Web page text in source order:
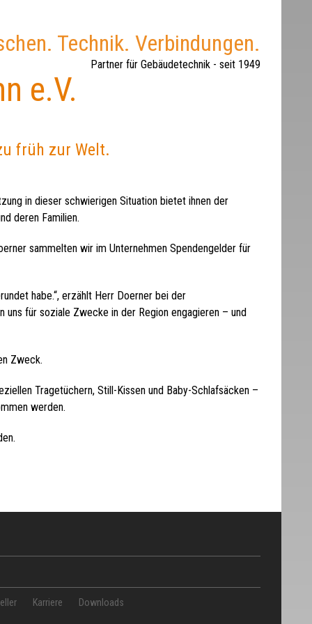
Technik. Verbindungen.
Partner für Gebäudetechnik - seit 1949
e.V.
früh zur Welt.
in dieser schwierigen Situation bietet ihnen der
deren Familien.
sammelten wir im Unternehmen Spendengelder für
habe.“, erzählt Herr Doerner bei der
uns für soziale Zwecke in der Region engagieren – und
Zweck.
Tragetüchern, Still-Kissen und Baby-Schlafsäcken –
werden.
Karriere Downloads